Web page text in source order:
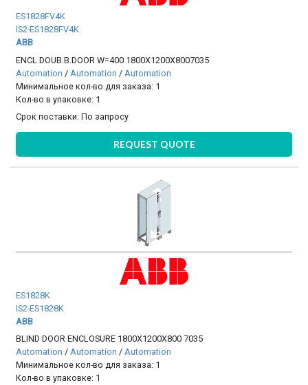
ES1828FV4K
IS2-ES1828FV4K
ABB
ENCL.DOUB.B.DOOR W=400 1800X1200X8007035
Automation / Automation / Automation
Минимальное кол-во для заказа: 1
Кол-во в упаковке: 1
Срок поставки:По запросу
REQUEST QUOTE
ES1828K
IS2-ES1828K
ABB
BLIND DOOR ENCLOSURE 1800X1200X800 7035
Automation /Automation /Automation
Минимальное кол-во для заказа: 1
Кол-во в упаковке: 1